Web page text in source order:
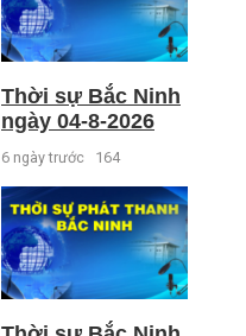
Thời sự Bắc Ninh
ngày 04-8-2026
6 ngày trước 164